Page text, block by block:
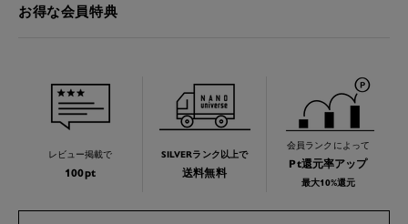
お得な会員特典
レビュー掲載で
100pt
SILVERランク以上で
送料無料
会員ランクによって
Pt還元率アップ
最大10%還元